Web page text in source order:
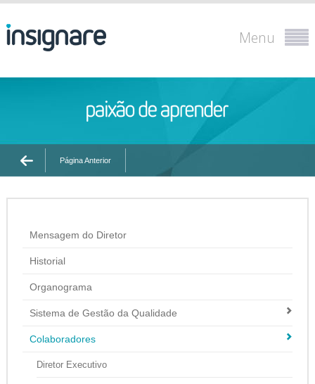
Menu
Página Anterior
Mensagem do Diretor
Historial
Organograma
Sistema de Gestão da Qualidade
Colaboradores
Diretor Executivo